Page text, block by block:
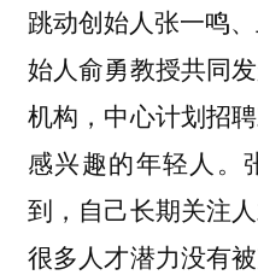
跳动创始人张一鸣
始人俞勇教授共同
机构，中心计划招
感兴趣的年轻人。
到，自己长期关注
很多人才潜力没有